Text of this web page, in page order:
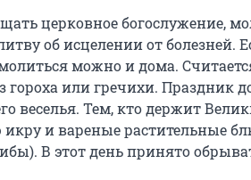
церковное богослужение,
об исцелении от болезней.
можно и дома.
или гречихи. Праздник
веселья. Тем, кто держит
икру и вареные растительные
В этот день принято